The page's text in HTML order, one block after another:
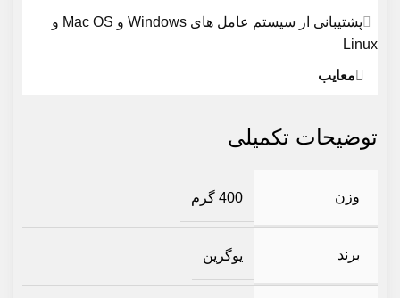
پشتیبانی از سیستم عامل های Windows و Mac OS و
Linux
معایب
توضیحات تکمیلی
وزن 400 گرم
برند یوگرین